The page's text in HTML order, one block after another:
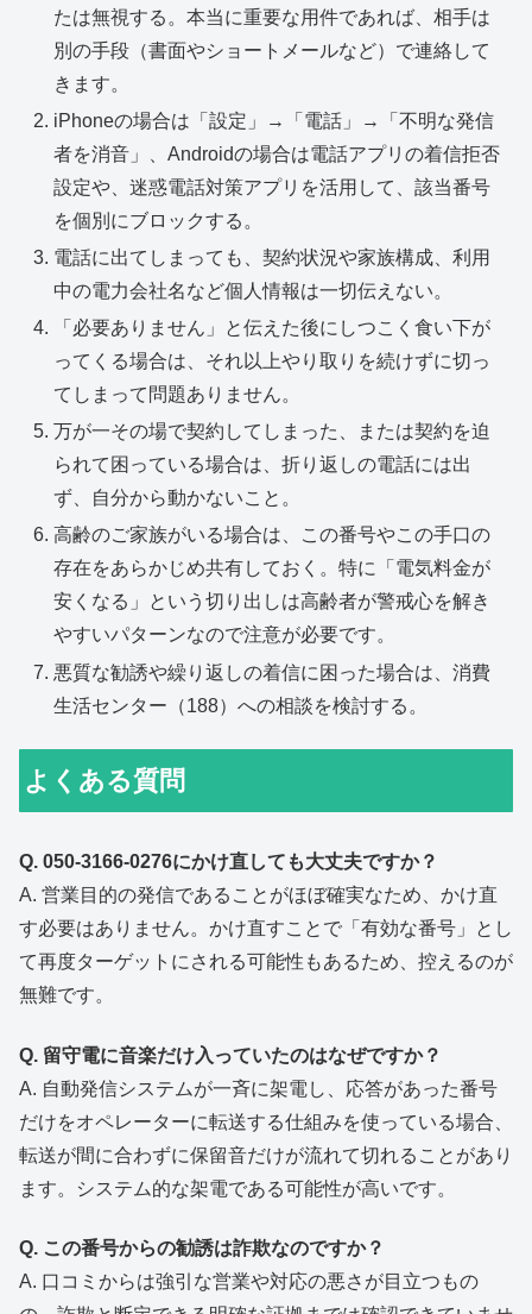
たは無視する。本当に重要な用件であれば、相手は
別の手段（書面やショートメールなど）で連絡して
きます。
iPhoneの場合は「設定」→「電話」→「不明な発信
者を消音」、Androidの場合は電話アプリの着信拒否
設定や、迷惑電話対策アプリを活用して、該当番号
を個別にブロックする。
電話に出てしまっても、契約状況や家族構成、利用
中の電力会社名など個人情報は一切伝えない。
「必要ありません」と伝えた後にしつこく食い下が
ってくる場合は、それ以上やり取りを続けずに切っ
てしまって問題ありません。
万が一その場で契約してしまった、または契約を迫
られて困っている場合は、折り返しの電話には出
ず、自分から動かないこと。
高齢のご家族がいる場合は、この番号やこの手口の
存在をあらかじめ共有しておく。特に「電気料金が
安くなる」という切り出しは高齢者が警戒心を解き
やすいパターンなので注意が必要です。
悪質な勧誘や繰り返しの着信に困った場合は、消費
生活センター（188）への相談を検討する。
よくある質問
Q. 050-3166-0276にかけ直しても大丈夫ですか？
A. 営業目的の発信であることがほぼ確実なため、かけ直
す必要はありません。かけ直すことで「有効な番号」とし
て再度ターゲットにされる可能性もあるため、控えるのが
無難です。
Q. 留守電に音楽だけ入っていたのはなぜですか？
A. 自動発信システムが一斉に架電し、応答があった番号
だけをオペレーターに転送する仕組みを使っている場合、
転送が間に合わずに保留音だけが流れて切れることがあり
ます。システム的な架電である可能性が高いです。
Q. この番号からの勧誘は詐欺なのですか？
A. 口コミからは強引な営業や対応の悪さが目立つもの